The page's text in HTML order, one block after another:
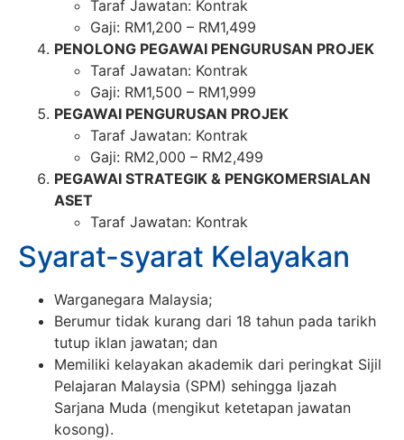
Taraf Jawatan: Kontrak
Gaji: RM1,200 – RM1,499
PENOLONG PEGAWAI PENGURUSAN PROJEK
Taraf Jawatan: Kontrak
Gaji: RM1,500 – RM1,999
PEGAWAI PENGURUSAN PROJEK
Taraf Jawatan: Kontrak
Gaji: RM2,000 – RM2,499
PEGAWAI STRATEGIK & PENGKOMERSIALAN
ASET
Taraf Jawatan: Kontrak
Syarat-syarat Kelayakan
Warganegara Malaysia;
Berumur tidak kurang dari 18 tahun pada tarikh
tutup iklan jawatan; dan
Memiliki kelayakan akademik dari peringkat Sijil
Pelajaran Malaysia (SPM) sehingga Ijazah
Sarjana Muda (mengikut ketetapan jawatan
kosong).